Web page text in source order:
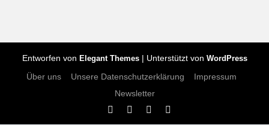
Entworfen von Elegant Themes| Unterstützt von WordPress
Über uns Unsere Datenschutzerklärung
Impressum
Newsletter